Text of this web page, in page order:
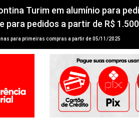
Turim em alumínio para
para pedidos a partir de R$
para primeiras compras a partir de 05/11/2025